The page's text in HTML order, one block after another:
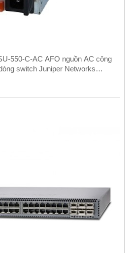
550-C-AC AFO nguồn AC công
switch Juniper Networks